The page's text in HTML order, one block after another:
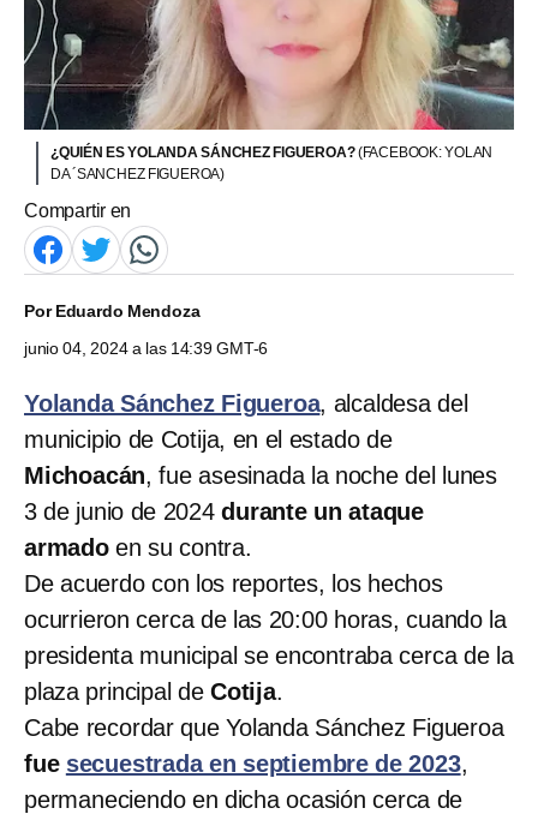
¿QUIÉN ES YOLANDA SÁNCHEZ FIGUEROA?(FACEBOOK: YOLAN
DA ´SANCHEZ FIGUEROA)
Compartir en
PorEduardo Mendoza
junio 04, 2024 a las 14:39 GMT-6
Yolanda Sánchez Figueroa, alcaldesa del
municipio de Cotija, en el estado de
Michoacán, fue asesinada la noche del lunes
3 de junio de 2024durante un ataque
armadoen su contra.
De acuerdo con los reportes, los hechos
ocurrieron cerca de las 20:00 horas, cuando la
presidenta municipal se encontraba cerca de la
plaza principal deCotija.
Cabe recordar que Yolanda Sánchez Figueroa
fue secuestrada en septiembre de 2023,
permaneciendo en dicha ocasión cerca de